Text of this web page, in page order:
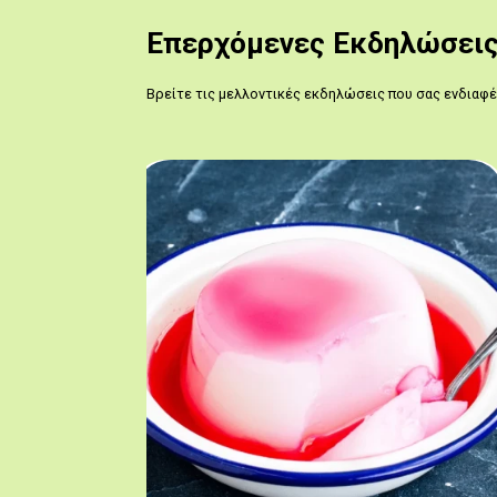
Επερχόμενες
Βρείτε τις μελλοντικές εκδηλώσεις που σας